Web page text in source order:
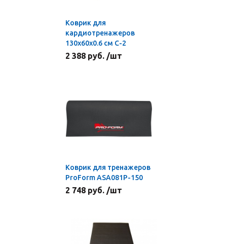
Коврик для
кардиотренажеров
130х60х0.6 см С-2
2 388 руб. /шт
Коврик для тренажеров
ProForm ASA081P-150
2 748 руб. /шт